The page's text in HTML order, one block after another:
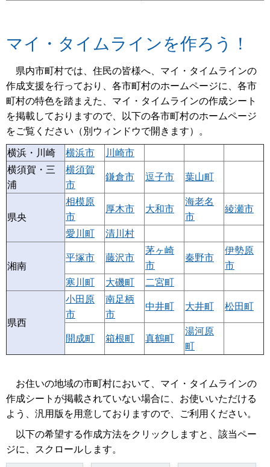
マイ・タイムラインを作ろう！
県内市町村では、住民の皆様へ、マイ・タイムラインの
作成支援を行っており、各市町村のホームページに、各市
町村の特色を踏まえた、マイ・タイムラインの作成シート
を掲載しておりますので、以下の各市町村のホームページ
をご覧ください（別ウィンドウで開きます）。
横浜・川崎 横浜市
川崎市
横須賀・三
浦
横須賀
市
鎌倉市 逗子市 葉山町
県央
相模原
市
厚木市 大和市
海老名
市
綾瀬市
愛川町 清川村
湘南
平塚市 藤沢市
茅ヶ崎
市
秦野市
伊勢原
市
寒川町
大磯町 二宮町
県西
小田原
市
南足柄
市
中井町 大井町 松田町
開成町 箱根町 真鶴町
湯河原
町
お住いの地域の市町村において、マイ・タイムラインの
作成シートが掲載されていない場合に、お使いいただける
よう、汎用版を用意しておりますので、ご利用ください。
以下の希望する作成方法をクリックしますと、該当ペー
ジに、スクロールします。